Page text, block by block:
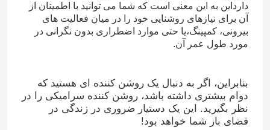
دارداین به این معنی است که شما می توانید با اطمینان از
آن برای نیازهای روشنایی خود را در میان فعالیت های
بیرونی، کمپینگ،یا حتی موارد اضطراری بدون نگرانی در
مورد طول عمر آن.
بنابراین، اگر به دنبال یک روشن کننده ای هستید که
دوام بیشتری داشته باشد، روشن کننده سرامیکی را در
نظر بگیرید. این یک دستیار ضروری در زندگی در
فضای باز شما خواهد بود!